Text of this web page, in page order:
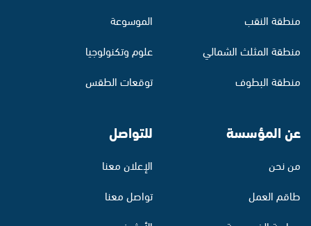
منطقة النقب
منطقة المثلث الشمالي
منطقة البطوف
الموسوعة
علوم وتكنولوجيا
توقعات الطقس
عن المؤسسة
من نحن
طاقم العمل
للتواصل
الإعلان معنا
تواصل معنا